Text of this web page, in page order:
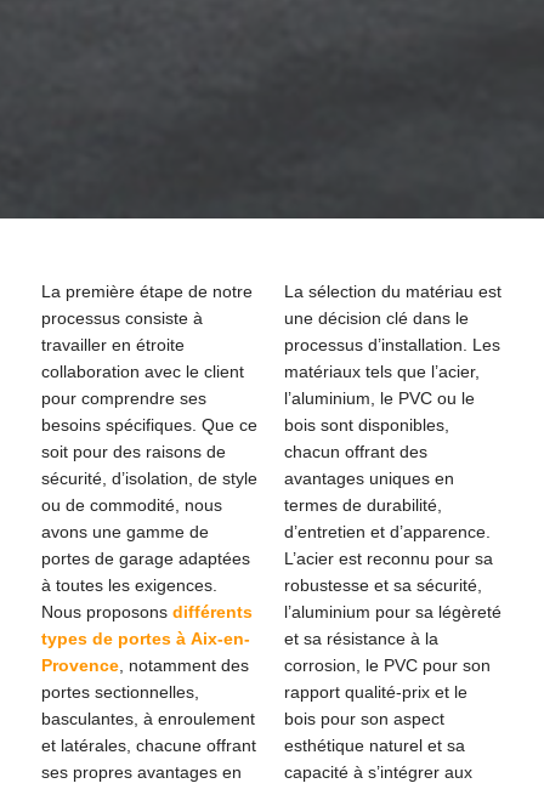
La première étape de notre
processus consiste à
travailler en étroite
collaboration avec le client
pour comprendre ses
besoins spécifiques. Que ce
soit pour des raisons de
sécurité, d’isolation, de style
ou de commodité, nous
avons une gamme de
portes de garage adaptées
à toutes les exigences.
Nous proposons différents
types de portes à Aix-en-
Provence, notamment des
portes sectionnelles,
basculantes, à enroulement
et latérales, chacune offrant
ses propres avantages en
La sélection du matériau est
une décision clé dans le
processus d’installation. Les
matériaux tels que l’acier,
l’aluminium, le PVC ou le
bois sont disponibles,
chacun offrant des
avantages uniques en
termes de durabilité,
d’entretien et d’apparence.
L’acier est reconnu pour sa
robustesse et sa sécurité,
l’aluminium pour sa légèreté
et sa résistance à la
corrosion, le PVC pour son
rapport qualité-prix et le
bois pour son aspect
esthétique naturel et sa
capacité à s’intégrer aux